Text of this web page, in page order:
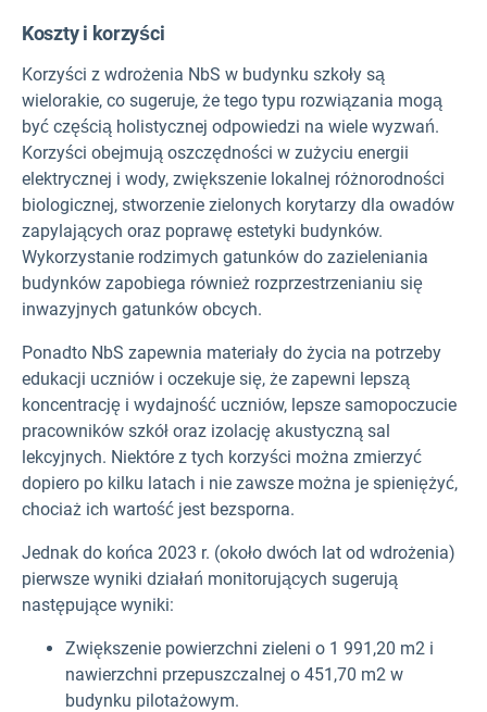
Koszty i korzyści
Korzyści z wdrożenia NbS w budynku szkoły są
wielorakie, co sugeruje, że tego typu rozwiązania mogą
być częścią holistycznej odpowiedzi na wiele wyzwań.
Korzyści obejmują oszczędności w zużyciu energii
elektrycznej i wody, zwiększenie lokalnej różnorodności
biologicznej, stworzenie zielonych korytarzy dla owadów
zapylających oraz poprawę estetyki budynków.
Wykorzystanie rodzimych gatunków do zazieleniania
budynków zapobiega również rozprzestrzenianiu się
inwazyjnych gatunków obcych.
Ponadto NbS zapewnia materiały do życia na potrzeby
edukacji uczniów i oczekuje się, że zapewni lepszą
koncentrację i wydajność uczniów, lepsze samopoczucie
pracowników szkół oraz izolację akustyczną sal
lekcyjnych. Niektóre z tych korzyści można zmierzyć
dopiero po kilku latach i nie zawsze można je spieniężyć,
chociaż ich wartość jest bezsporna.
Jednak do końca 2023 r. (około dwóch lat od wdrożenia)
pierwsze wyniki działań monitorujących sugerują
następujące wyniki:
Zwiększenie powierzchni zieleni o 1 991,20 m2 i
nawierzchni przepuszczalnej o 451,70 m2 w
budynku pilotażowym.